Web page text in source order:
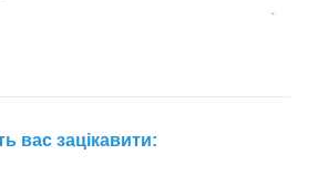
вас зацікавити: